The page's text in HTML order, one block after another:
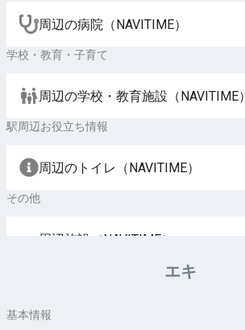
周辺の病院（NAVITIME）
学校・教育・子育て
周辺の学校・教育施設（NAVITIME）
駅周辺お役立ち情報
周辺のトイレ（NAVITIME）
その他
周辺施設（NAVITIME）
エキ
基本情報